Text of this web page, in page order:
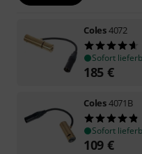
Coles4072
Sofort
185 €
Coles4071B
Sofort
109 €